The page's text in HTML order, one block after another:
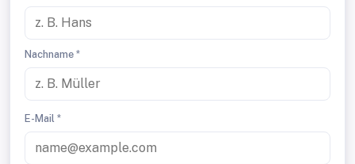
Nachname *
E-Mail *